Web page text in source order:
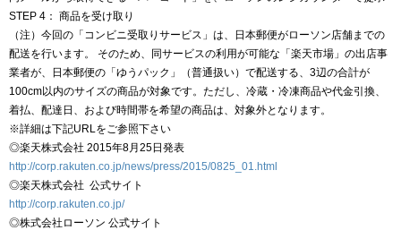
STEP 4： 商品を受け取り
（注）今回の「コンビニ受取りサービス」は、日本郵便がローソン店舗までの
配送を行います。 そのため、同サービスの利用が可能な「楽天市場」の出店事
業者が、日本郵便の「ゆうパック」（普通扱い）で配送する、3辺の合計が
100cm以内のサイズの商品が対象です。ただし、冷蔵・冷凍商品や代金引換、
着払、配達日、および時間帯を希望の商品は、対象外となります。
※詳細は下記URLをご参照下さい
◎楽天株式会社 2015年8月25日発表
http://corp.rakuten.co.jp/news/press/2015/0825_01.html
◎楽天株式会社 公式サイト
http://corp.rakuten.co.jp/
◎株式会社ローソン 公式サイト